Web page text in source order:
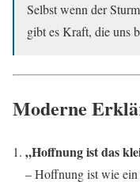
Selbst wenn der
gibt es Kraft, die uns
Moderne
„Hoffnung ist das
– Hoffnung ist wie